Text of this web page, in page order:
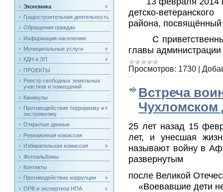
Экономика
Градостроительная деятельность
Обращения граждан
Информация населению
Муниципальные услуги
КДН и ЗП
ПРОЕКТЫ
Реестр свободных земельных
участков и помещений
Каникулы
Противодействие терроризму и
экстремизму
Открытые данные
Ревизионная комиссия
Избирательная комиссия
Фотоальбомы
Контакты
Противодействие коррупции
ОРВ и экспертиза НПА
детско-
района,
С
главы
Просмотров: 1730 |
Встреча
Чухломском
25 лет назад 15
лет, и унесшая
называют войну в
развернутым
после Великой
«Воевавшие дети